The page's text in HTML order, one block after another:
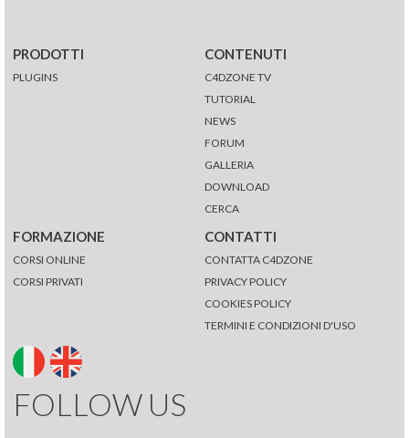
PRODOTTI
PLUGINS
CONTENUTI
C4DZONE TV
TUTORIAL
NEWS
FORUM
GALLERIA
DOWNLOAD
CERCA
FORMAZIONE
CORSI ONLINE
CORSI PRIVATI
CONTATTI
CONTATTA C4DZONE
PRIVACY POLICY
COOKIES POLICY
TERMINI E CONDIZIONI D'USO
FOLLOW US